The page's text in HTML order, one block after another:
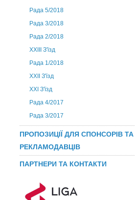
Рада 5/2018
Рада 3/2018
Рада 2/2018
XXIII З'їзд
Рада 1/2018
ХХІІ З'їзд
XXI З'їзд
Рада 4/2017
Рада 3/2017
ПРОПОЗИЦІЇ ДЛЯ СПОНСОРІВ ТА
РЕКЛАМОДАВЦІВ
ПАРТНЕРИ ТА КОНТАКТИ